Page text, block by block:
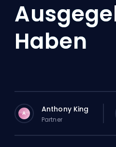
Haben
A Anthony King
Partner